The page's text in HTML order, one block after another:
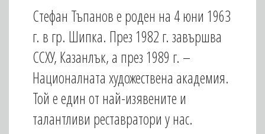
Стефан Тъпанов е роден на 4 юни 1963
г. в гр. Шипка. През 1982 г. завършва
ССХУ, Казанлък, а през 1989 г. –
Националната художествена академия.
Той е един от най-изявените и
талантливи реставратори у нас.